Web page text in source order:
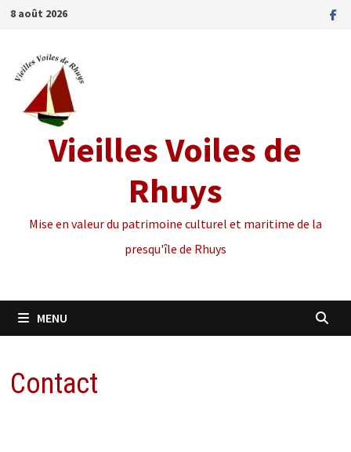
Passer
contenu
8 août 2026
Vieilles Voiles de
Rhuys
Mise en valeur du patrimoine culturel et maritime de la
presqu'île de Rhuys
MENU
Contact